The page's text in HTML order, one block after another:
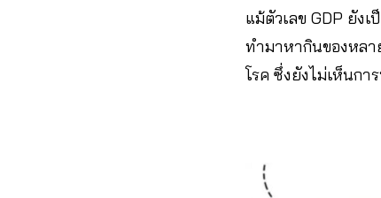
แม้ตัวเลข GDP ยัง
ทำมาหากินของหลา
โรค ซึ่งยังไม่เห็นก